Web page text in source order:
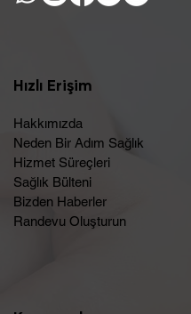
Hızlı Erişim
Hakkımızda
Neden Bir Adım Sağlık
Hizmet Süreçleri
Sağlık Bülteni
Bizden Haberler
Randevu Oluşturun​